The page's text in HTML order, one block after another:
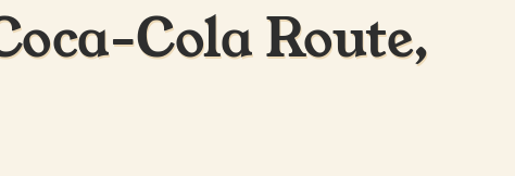
Cola Route,